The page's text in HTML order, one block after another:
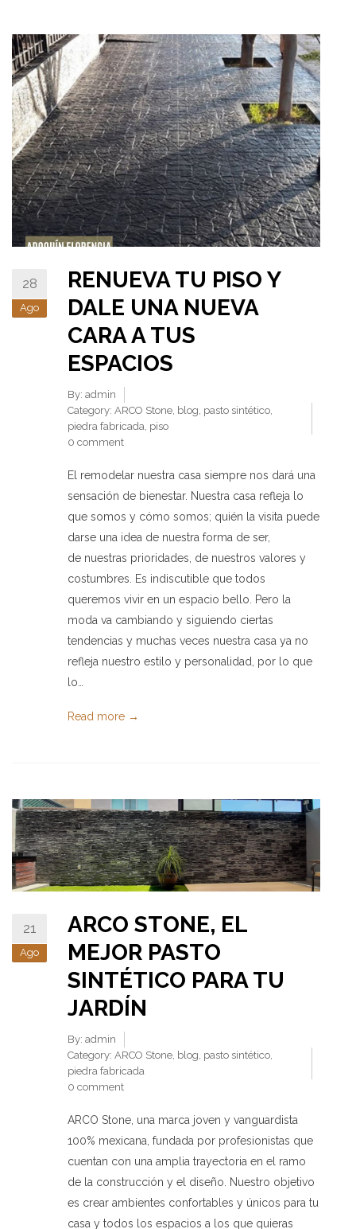
28
Ago
RENUEVA TU PISO Y
DALE UNA NUEVA
CARA A TUS
ESPACIOS
By: admin
Category: ARCO Stone blog pasto sintético
piedra fabricada piso
0 comment
El remodelar nuestra casa siempre nos dará una
sensación de bienestar. Nuestra casa refleja lo
que somos y cómo somos; quién la visita puede
darse una idea de nuestra forma de ser,
de nuestras prioridades, de nuestros valores y
costumbres. Es indiscutible que todos
queremos vivir en un espacio bello. Pero la
moda va cambiando y siguiendo ciertas
tendencias y muchas veces nuestra casa ya no
refleja nuestro estilo y personalidad, por lo que
lo…
Read more →
21
Ago
ARCO STONE, EL
MEJOR PASTO
SINTÉTICO PARA TU
JARDÍN
By: admin
Category: ARCO Stone blog pasto sintético
piedra fabricada
0 comment
ARCO Stone, una marca joven y vanguardista
100% mexicana, fundada por profesionistas que
cuentan con una amplia trayectoria en el ramo
de la construcción y el diseño. Nuestro objetivo
es crear ambientes confortables y únicos para tu
casa y todos los espacios a los que quieras